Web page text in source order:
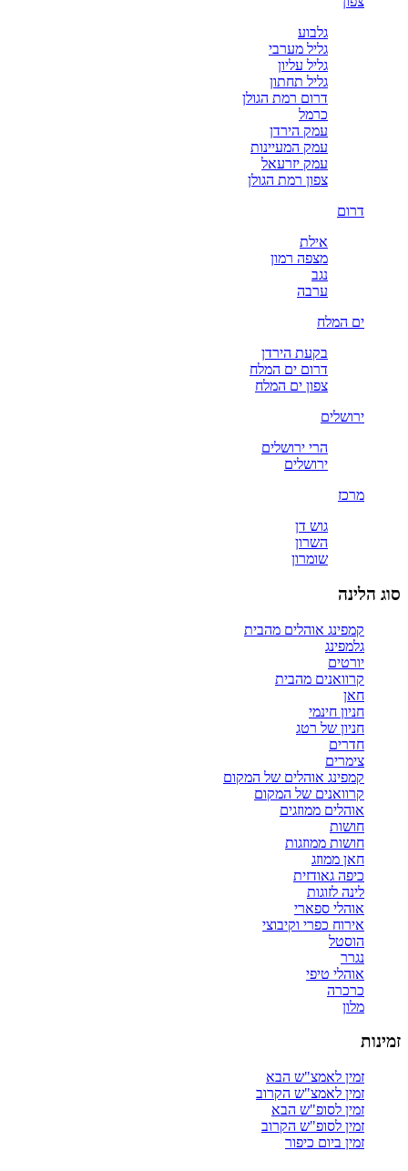
גלבוע
גליל מערבי
גליל עליון
גליל תחתון
דרום רמת הגולן
כרמל
עמק הירדן
עמק המעיינות
עמק יזרעאל
צפון רמת הגולן
דרום
אילת
מצפה רמון
נגב
ערבה
ים המלח
בקעת הירדן
דרום ים המלח
צפון ים המלח
ירושלים
הרי ירושלים
ירושלים
מרכז
גוש דן
השרון
שומרון
סוג הלינה
קמפינג אוהלים מהבית
גלמפינג
יורטים
קרוואנים מהבית
חאן
חניון חינמי
חניון של רטג
חדרים
צימרים
קמפינג אוהלים של המקום
קרוואנים של המקום
אוהלים ממוזגים
חושות
חושות ממוזגות
חאן ממוזג
כיפה גאודזית
לינה לזוגות
אוהלי ספארי
אירוח כפרי וקיבוצי
הוסטל
נגרר
אוהלי טיפי
כרכרה
מלון
זמינות
זמין לאמצ"ש הבא
זמין לאמצ"ש הקרוב
זמין לסופ"ש הבא
זמין לסופ"ש הקרוב
זמין ביום כיפור